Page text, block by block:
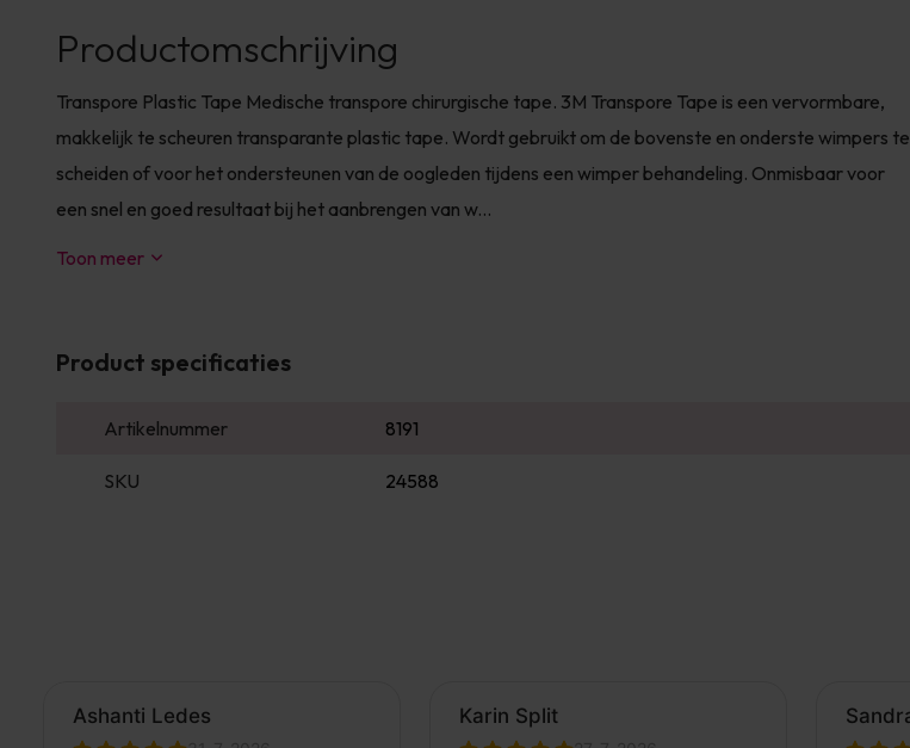
Productomschrijving
Transpore Plastic Tape Medische transpore chirurgische tape. 3M Transpore Tape is een vervormbare,
makkelijk te scheuren transparante plastic tape. Wordt gebruikt om de bovenste en onderste wimpers te
scheiden of voor het ondersteunen van de oogleden tijdens een wimper behandeling. Onmisbaar voor
een snel en goed resultaat bij het aanbrengen van w...
Toon meer
Product specificaties
Artikelnummer 8191
SKU 24588